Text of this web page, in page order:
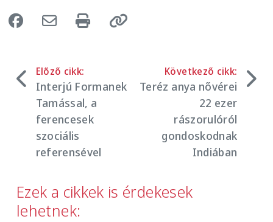
Előző cikk:
Interjú Formanek
Tamással, a
ferencesek
szociális
referensével
Következő cikk:
Teréz anya nővérei
22 ezer
rászorulóról
gondoskodnak
Indiában
Ezek a cikkek is érdekesek
lehetnek: